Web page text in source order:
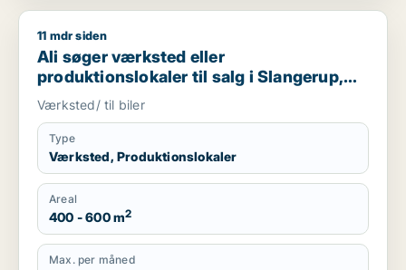
Ali søger værksted eller produktionslokaler til salg i
11 mdr siden
Ali søger værksted eller
produktionslokaler til salg i Slangerup,
Frederikssund eller Ølstykke m.fl.
Værksted/ til biler
Type
Værksted, Produktionslokaler
Areal
400 - 600 m2
Max. per måned